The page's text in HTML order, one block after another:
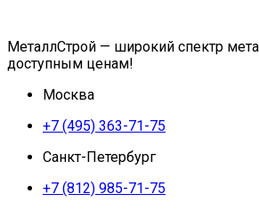
МеталлСтрой — широкий спектр
доступным ценам!
Москва
+7 (495) 363-71-75
Санкт-Петербург
+7 (812) 985-71-75